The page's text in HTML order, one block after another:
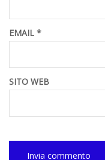
EMAIL *
SITO WEB